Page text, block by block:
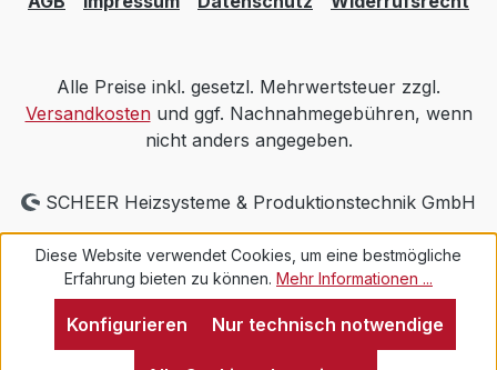
Alle Preise inkl. gesetzl. Mehrwertsteuer zzgl.
Versandkostenund ggf. Nachnahmegebühren, wenn
nicht anders angegeben.
SCHEER Heizsysteme & Produktionstechnik GmbH
Diese Website verwendet Cookies, um eine bestmögliche
Erfahrung bieten zu können. Mehr Informationen ...
Nur technisch notwendige
Konfigurieren